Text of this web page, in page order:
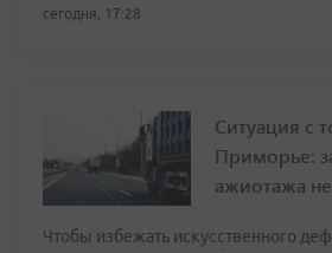
сегодня, 17:28
Ситуация с
Приморье:
ажиотажа
Чтобы избежать искусственного